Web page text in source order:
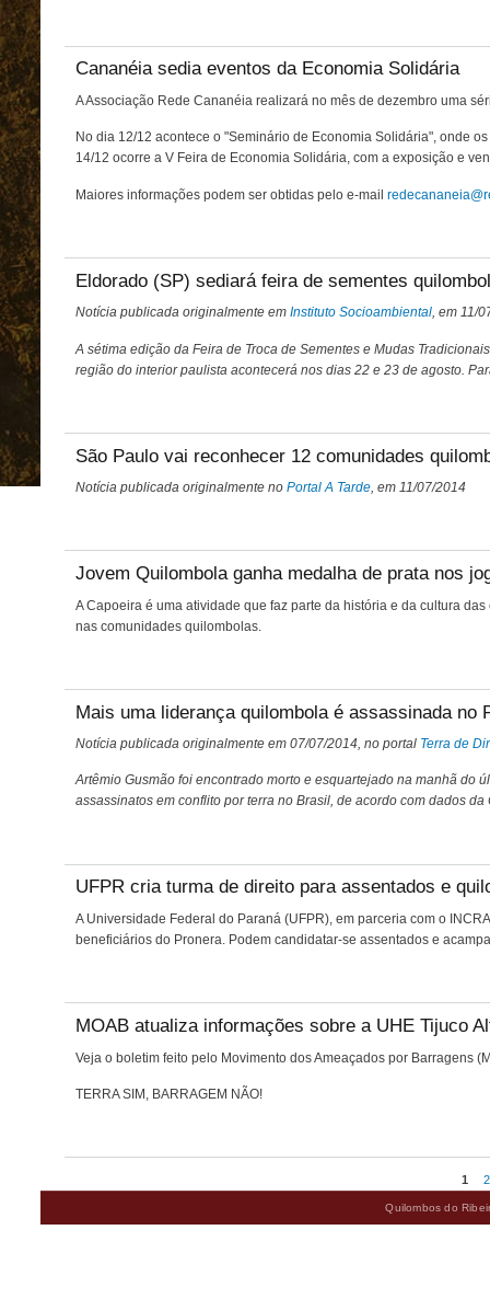
Cananéia sedia eventos da Economia Solidária
A Associação Rede Cananéia realizará no mês de dezembro uma
No dia 12/12 acontece o "Seminário de Economia Solidária", onde
14/12 ocorre a V Feira de Economia Solidária, com a exposição e
Maiores informações podem ser obtidas pelo e-mail
Eldorado (SP) sediará feira de sementes
Notícia publicada originalmente em Instituto Socioambiental, em 11/
A sétima edição da Feira de Troca de Sementes e Mudas
região do interior paulista acontecerá nos dias 22 e 23 de agosto.
São Paulo vai reconhecer 12 comunidades
Notícia publicada originalmente no Portal A Tarde, em 11/07/2014
Jovem Quilombola ganha medalha de prata nos
A Capoeira é uma atividade que faz parte da história e da cultura
nas comunidades quilombolas.
Mais uma liderança quilombola é assassinada no
Notícia publicada originalmente em 07/07/2014, no portal Terra de
Artêmio Gusmão foi encontrado morto e esquartejado na manhã do
assassinatos em conflito por terra no Brasil, de acordo com dados da
UFPR cria turma de direito para assentados e
A Universidade Federal do Paraná (UFPR), em parceria com o
beneficiários do Pronera. Podem candidatar-se assentados e
MOAB atualiza informações sobre a UHE Tijuco
Veja o boletim feito pelo Movimento dos Ameaçados por Barragens
TERRA SIM, BARRAGEM NÃO!
Páginas 1 2
Quilombos do